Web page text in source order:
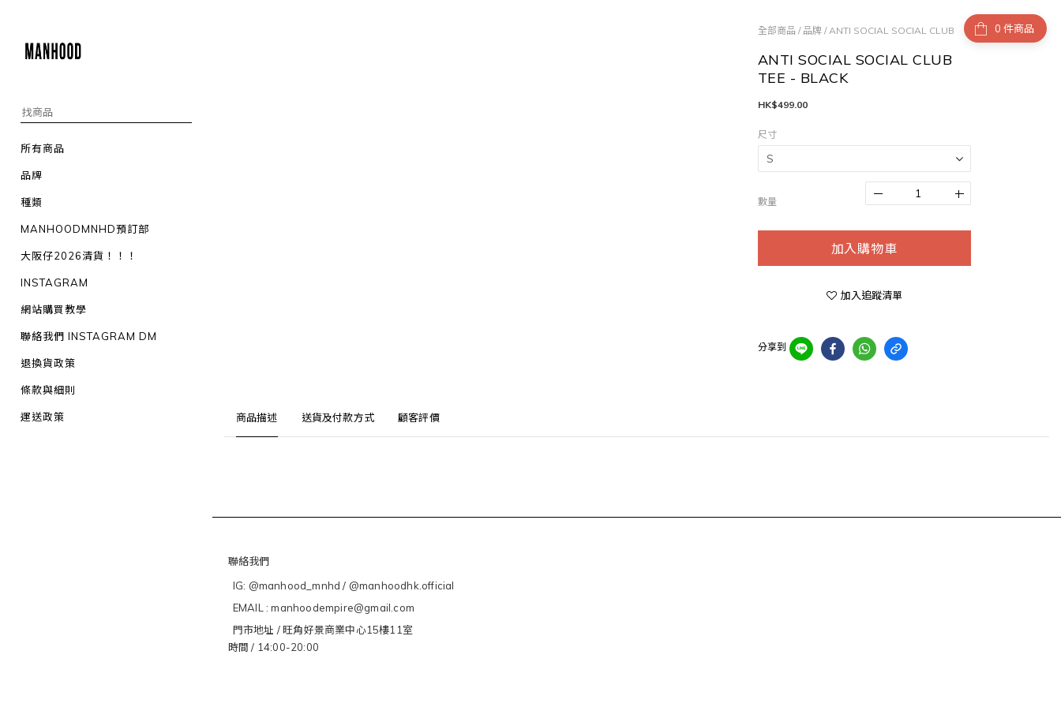
所有商品
品牌
種類
MANHOODMNHD預訂部
大阪仔2026清貨！！！
INSTAGRAM
網站購買教學
聯絡我們 INSTAGRAM DM
退換貨政策
條款與細則
運送政策
件商品
全部商品 / 品牌/ANTI SOCIAL SOCIAL CLUB
ANTI SOCIAL SOCIAL CLUB
TEE - BLACK
HK$499.00
尺寸
數量
加入購物車
加入追蹤清單
分享到
商品描述 送貨及付款方式 顧客評價
聯絡我們
IG: @manhood_mnhd / @manhoodhk.official
EMAIL : manhoodempire@gmail.com
門市地址 / 旺角好景商業中心15樓11室
時間 / 14:00-20:00